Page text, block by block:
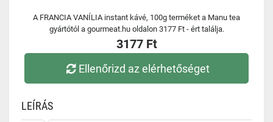
A FRANCIA VANÍLIA instant kávé, 100g terméket a Manu tea
gyártótól a gourmeat.hu oldalon 3177 Ft - ért találja.
3177 Ft
Ellenőrizd az elérhetőséget
LEÍRÁS